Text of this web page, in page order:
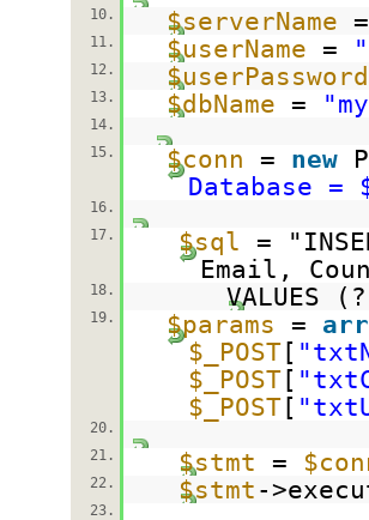
10.
$serverName
11. $userName =
12. $userPassword
13. $dbName =
14.
15.
$conn = new
Database =
16.
17.
$sql =
Email,
18.
19. $params =
$_POST[
$_POST[
$_POST[
20.
21.
$stmt =
22. $stmt -
23.